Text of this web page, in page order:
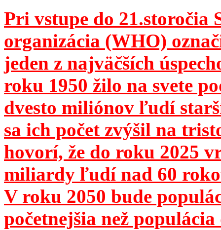
Pri vstupe do 21.storočia
organizácia (WHO)
jeden z najväčších
roku 1950 žilo na svete
dvesto miliónov ľudí
sa ich počet zvýšil na
hovorí, že do roku 2025
miliardy ľudí nad 60
V roku 2050 bude
početnejšia než